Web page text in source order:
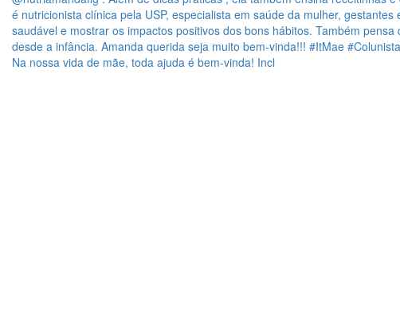
Na nossa vida de mãe, toda ajuda é bem-vinda! Incl